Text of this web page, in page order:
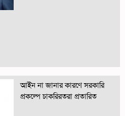
আইন না জানার কারণে সরকারি
প্রকল্পে চাকরিরতরা প্রতারিত